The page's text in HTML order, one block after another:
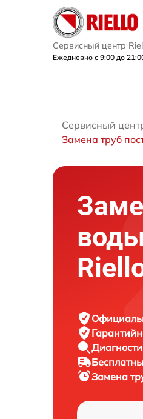
Сервисный центр
Ежедневно с 9:00 до
Сервисный
Замена труб
Замена